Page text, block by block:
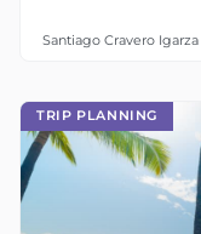
Santiago Cravero Igarza
TRIP PLANNING